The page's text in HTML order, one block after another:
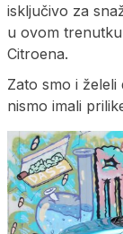
isključivo za
u ovom
Citroena.
Zato smo i
nismo imali